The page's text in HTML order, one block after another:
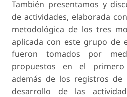
También presentamos y
de actividades, elaborada
metodológica de los tres
aplicada con este grupo de
fueron tomados por
propuestos en el
además de los registros
desarrollo de las